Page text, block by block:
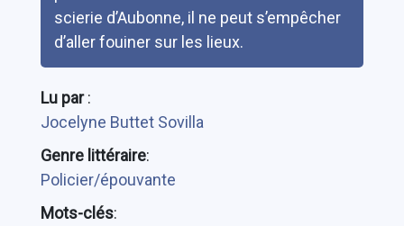
scierie d’Aubonne, il ne peut s’empêcher
d’aller fouiner sur les lieux.
Lu par:
Jocelyne Buttet Sovilla
Genre littéraire:
Policier/épouvante
Mots-clés: